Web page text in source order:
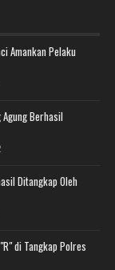
Amankan Pelaku
Berhasil
Ditangkap Oleh
di Tangkap Polres